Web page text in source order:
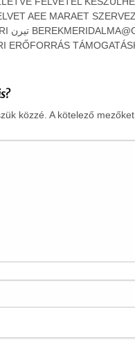
közzé. A kötelező mezőket